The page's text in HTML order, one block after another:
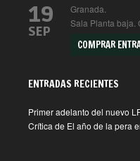
19
SEP
Granada.
Sala Planta baja.
COMPRAR
ENTRADAS RECIENTES
Primer adelanto del nuevo
Crítica de El año de la pera